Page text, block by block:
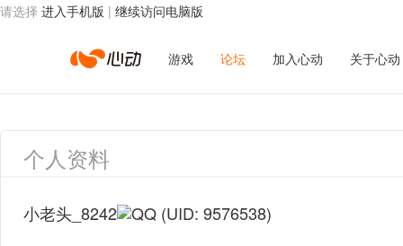
请选择 进入手机版 | 继续访问电脑版
心
动
游戏 论坛 加入心动 关于心动
个人资料
小老头_8242 (UID: 9576538)